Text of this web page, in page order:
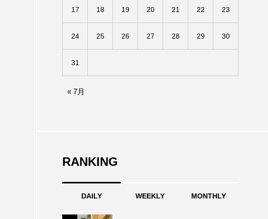
こぐまのいばしょ
こーろ・るみえーる
そんなにみないでくださいな
つながりCafe‐Nanana no Moe
ふつうの子ども
17 18 19 20 21 22 23
24 25 26 27 28 29 30
31
« 7月
RANKING
DAILY WEEKLY MONTHLY